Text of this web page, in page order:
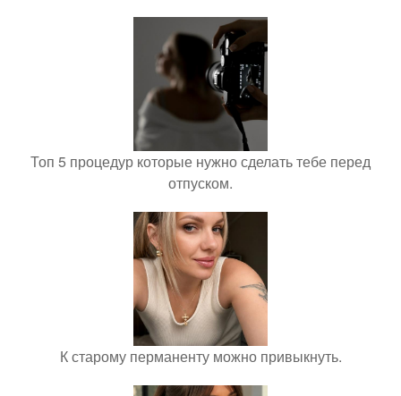
Топ 5 процедур которые нужно сделать тебе перед
отпуском.
К старому перманенту можно привыкнуть.